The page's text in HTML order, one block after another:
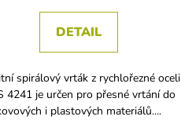
DETAIL
spirálový vrták z rychlořezné oceli
4241 je určen pro přesné vrtání do
i plastových materiálů....